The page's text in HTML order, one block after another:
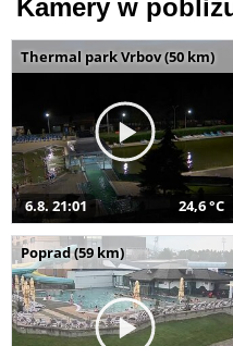
Kamery w
Thermal park Vrbov (50 km)
6.8. 21:01 24,6 °C
Poprad (59 km)